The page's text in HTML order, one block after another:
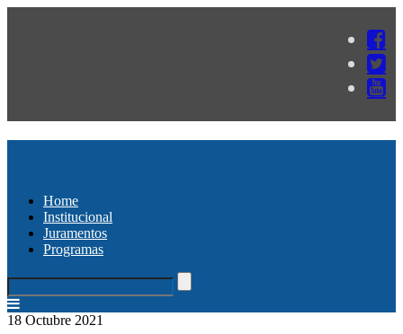
Home
Institucional
Juramentos
Programas
18 Octubre 2021